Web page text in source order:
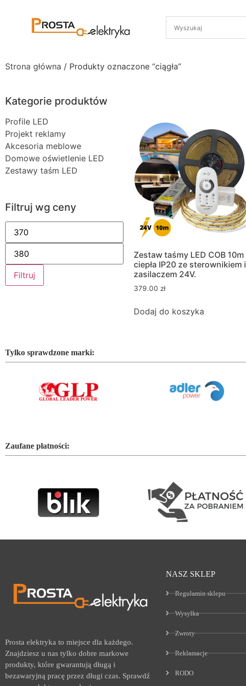
Strona główna / Produkty oznaczone “ciągła”
Kategorie produktów
Profile LED
Projekt reklamy
Akcesoria meblowe
Domowe oświetlenie LED
Zestawy taśm LED
Filtruj wg ceny
Filtruj
Zestaw taśmy LED COB 10m
ciepła IP20 ze sterownikiem i
zasilaczem 24V.
379.00 zł
Dodaj do koszyka
Tylko sprawdzone marki:
Zaufane płatności:
Prosta elektryka to miejsce dla każdego.
Znajdziesz u nas tylko dobre markowe
produkty, które gwarantują długą i
bezawaryjną pracę przez długi czas. Sprawdź
NASZ SKLEP
Regulamin sklepu
Wysyłka
Zwroty
Reklamacje
RODO